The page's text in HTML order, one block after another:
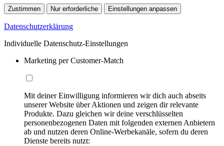
Zustimmen Nur erforderliche Einstellungen anpassen
Datenschutzerklärung
Individuelle Datenschutz-Einstellungen
Marketing per Customer-Match
Mit deiner Einwilligung informieren wir dich auch abseits
unserer Website über Aktionen und zeigen dir relevante
Produkte. Dazu gleichen wir deine verschlüsselten
personenbezogenen Daten mit folgenden externen Anbietern
ab und nutzen deren Online-Werbekanäle, sofern du deren
Dienste bereits nutzt: